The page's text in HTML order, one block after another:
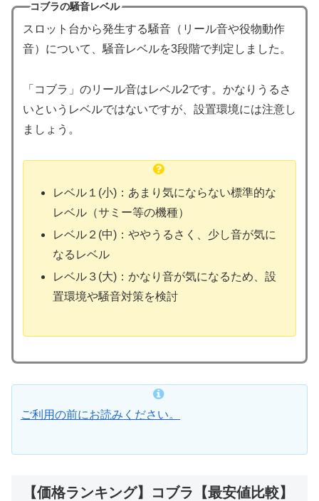
コブラの騒音レベル
スロット台から発生する騒音（リール音や役物動作
音）について、騒音レベルを3段階で判定しました。
「コブラ」のリール音はレベル2です。かなりうるさ
いというレベルではないですが、設置環境には注意し
ましょう。
レベル１(小)：あまり気にならない標準的な
レベル（サミー等の機種）
レベル２(中)：ややうるさく、少し音が気に
なるレベル
レベル３(大)：かなり音が気になるため、設
置環境や騒音対策を検討
ご利用の前にお読みください。
【価格ランキング】コブラ【最安値比較】